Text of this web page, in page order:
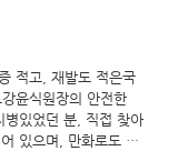
"이라며 "새로운 의
친절하게 대하는 것에
상으로 병원이 알려지
대학을 졸업한 강 원
. 모교 병원에서 외과
도가 가능하다는 까
미만의 아기를 제외한
술이 어려웠던 고령
망된다.기쁨병원 강윤
취가 필요하다고 이야
탈장이란 무엇인가
대로 내장이 탈출한
로 장이 볼록하게 밀
있는데 그래도 가장
서혜부 탈장은 바로
적고, 재발도 적은국
윤식원장의 안전한
병있었던 분, 직접 찾아
있으며, 만화로도 탈